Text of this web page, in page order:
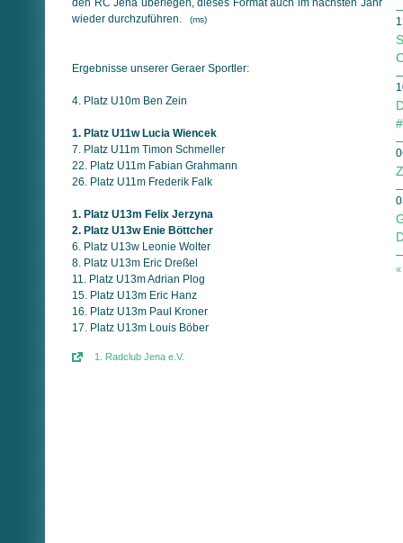
den RC Jena überlegen, dieses Format auch im nächsten Jahr
wieder durch­zu­führen.
(ms)
Ergebnisse unserer Geraer Sportler:
4. Platz U10m Ben Zein
1. Platz U11w Lucia Wiencek
7. Platz U11m Timon Schmeller
22. Platz U11m Fabian Grahmann
26. Platz U11m Frederik Falk
1. Platz U13m Felix Jerzyna
2. Platz U13w Enie Böttcher
6. Platz U13w Leonie Wolter
8. Platz U13m Eric Dreßel
11. Platz U13m Adrian Plog
15. Platz U13m Eric Hanz
16. Platz U13m Paul Kroner
17. Platz U13m Louis Böber
1. Radclub Jena e.V.
«